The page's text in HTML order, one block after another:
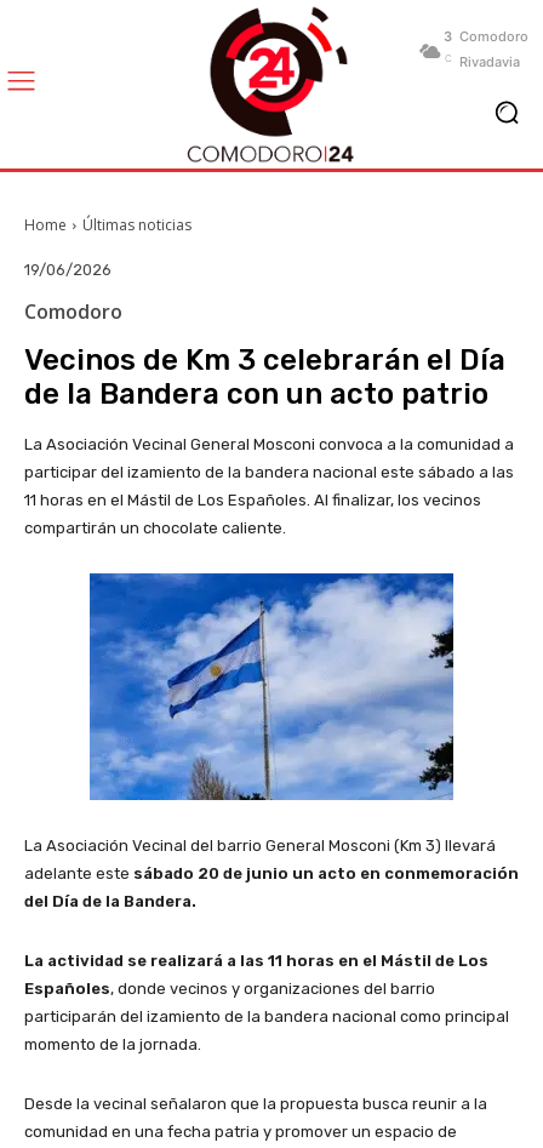
3
C
Comodoro
Rivadavia
Home Últimas noticias
19/06/2026
Comodoro
Vecinos de Km 3 celebrarán el Día
de la Bandera con un acto patrio
La Asociación Vecinal General Mosconi convoca a la comunidad a
participar del izamiento de la bandera nacional este sábado a las
11 horas en el Mástil de Los Españoles. Al finalizar, los vecinos
compartirán un chocolate caliente.
La Asociación Vecinal del barrio General Mosconi (Km 3) llevará
adelante este sábado 20 de junio un acto en conmemoración
del Día de la Bandera.
La actividad se realizará a las 11 horas en el Mástil de Los
Españoles, donde vecinos y organizaciones del barrio
participarán del izamiento de la bandera nacional como principal
momento de la jornada.
Desde la vecinal señalaron que la propuesta busca reunir a la
comunidad en una fecha patria y promover un espacio de